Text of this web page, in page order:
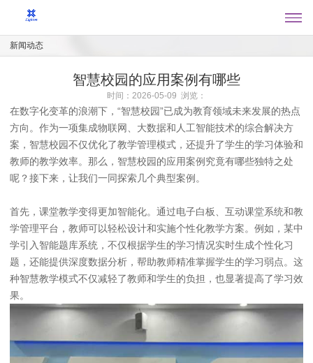
新闻动态
智慧校园的应用案例有哪些
时间：2026-05-09 浏览：
在数字化变革的浪潮下，“智慧校园”已成为教育领域未来发展的热点
方向。作为一项集成物联网、大数据和人工智能技术的综合解决方
案，智慧校园不仅优化了教学管理模式，还提升了学生的学习体验和
教师的教学效率。那么，智慧校园的应用案例究竟有哪些独特之处
呢？接下来，让我们一同探索几个典型案例。
首先，课堂教学变得更加智能化。通过电子白板、互动课堂系统和教
学管理平台，教师可以轻松设计和实施个性化教学方案。例如，某中
学引入智能题库系统，不仅根据学生的学习情况实时生成个性化习
题，还能提供深度数据分析，帮助教师精准掌握学生的学习弱点。这
种智慧教学模式不仅减轻了教师和学生的负担，也显著提高了学习效
果。